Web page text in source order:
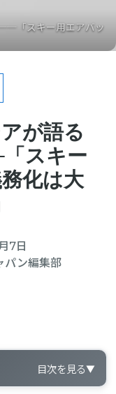
「スキー用エアバッ
が語る
スキー
化は大
7日
パン編集部
目次を見る▼